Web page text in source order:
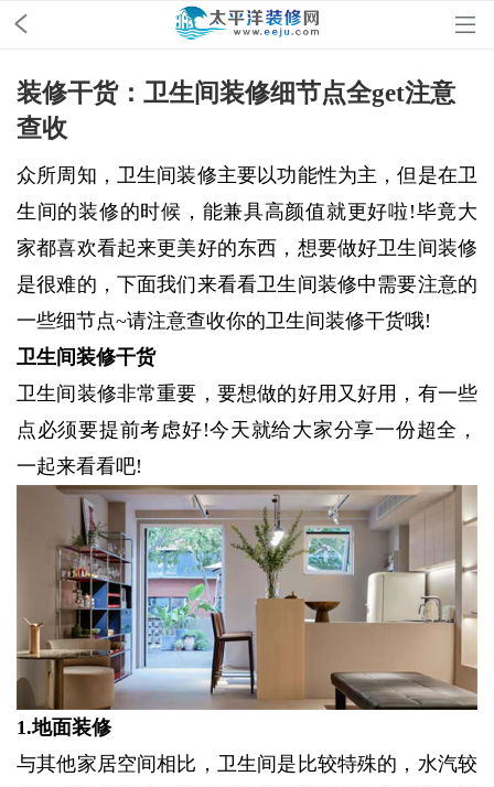
装修干货：卫生间装修细节点全get注意
查收
众所周知，卫生间装修主要以功能性为主，但是在卫
生间的装修的时候，能兼具高颜值就更好啦!毕竟大
家都喜欢看起来更美好的东西，想要做好卫生间装修
是很难的，下面我们来看看卫生间装修中需要注意的
一些细节点~请注意查收你的卫生间装修干货哦!
卫生间装修干货
卫生间装修非常重要，要想做的好用又好用，有一些
点必须要提前考虑好!今天就给大家分享一份超全，
一起来看看吧!
1.地面装修
与其他家居空间相比，卫生间是比较特殊的，水汽较